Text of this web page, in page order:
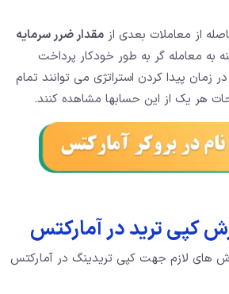
از معاملات بعدی از مقدار ضرر سرمایه
به معامله گر به طور خودکار پرداخت
زمان پیدا کردن استراتژی می توانند تمام
هر یک از این حسابها مشاهده کنند.
کپی ترید در آمارکتس
های لازم جهت کپی تریدینگ در آمارکتس